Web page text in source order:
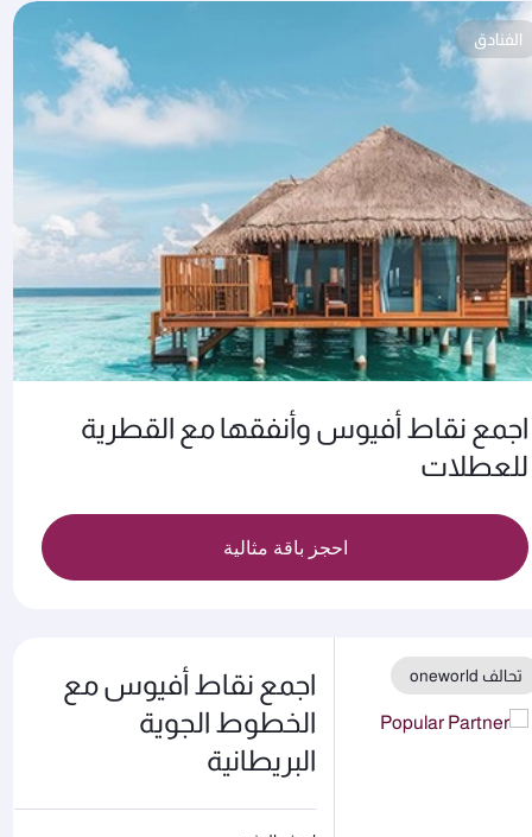
الفنادق
اجمع نقاط أفيوس وأنفقها مع القطرية
للعطلات
احجز باقة مثالية
تحالف oneworld
اجمع نقاط أفيوس مع
الخطوط الجوية
البريطانية